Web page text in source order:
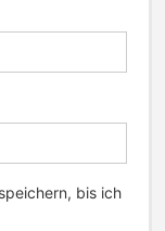
bis ich